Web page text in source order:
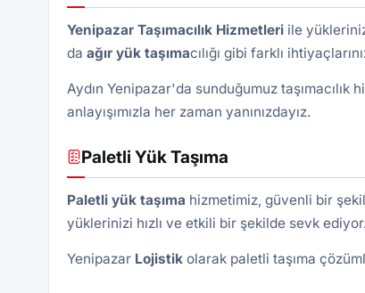
Yenipazar Taşımacılık Hizmetleriile
da ağır yük taşımacılığı gibi farklı
Aydın Yenipazar'da sunduğumuz
anlayışımızla her zaman yanınızdayız.
Paletli Yük Taşıma
Paletli yüktaşıma hizmetimiz, güvenli bir
yüklerinizi hızlı ve etkili bir şekilde sevk ediyor.
Yenipazar Lojistikolarak paletli taşıma